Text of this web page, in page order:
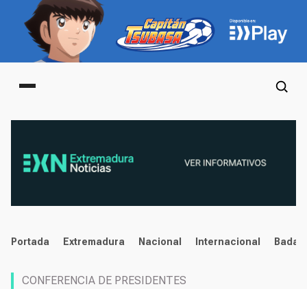
Main menu
noticias
Portada Extremadura Nacional Internacional
CONFERENCIA DE PRESIDENTES